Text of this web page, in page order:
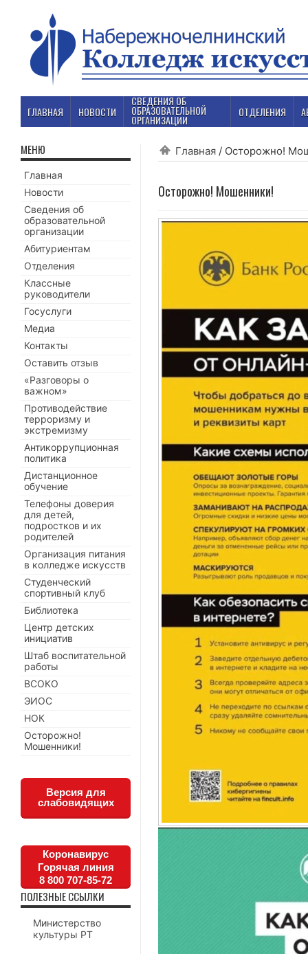
ГЛАВНАЯ НОВОСТИ
СВЕДЕНИЯ ОБ
ОБРАЗОВАТЕЛЬНОЙ
ОРГАНИЗАЦИИ
ОТДЕЛЕНИЯ
Главная / Осторожно!
Осторожно! Мошенники!
МЕНЮ
Главная
Новости
Сведения об
образовательной
организации
Абитуриентам
Отделения
Классные
руководители
Госуслуги
Медиа
Контакты
Оставить отзыв
«Разговоры о
важном»
Противодействие
терроризму и
экстремизму
Антикоррупционная
политика
Дистанционное
обучение
Телефоны доверия
для детей,
подростков и их
родителей
Организация питания
в колледже искусств
Студенческий
спортивный клуб
Библиотека
Центр детских
инициатив
Штаб воспитательной
работы
ВСОКО
ЭИОС
НОК
Осторожно!
Мошенники!
Версия для
слабовидящих
Коронавирус
Горячая линия
8 800 707-85-72
ПОЛЕЗНЫЕ ССЫЛКИ
Министерство
культуры РТ